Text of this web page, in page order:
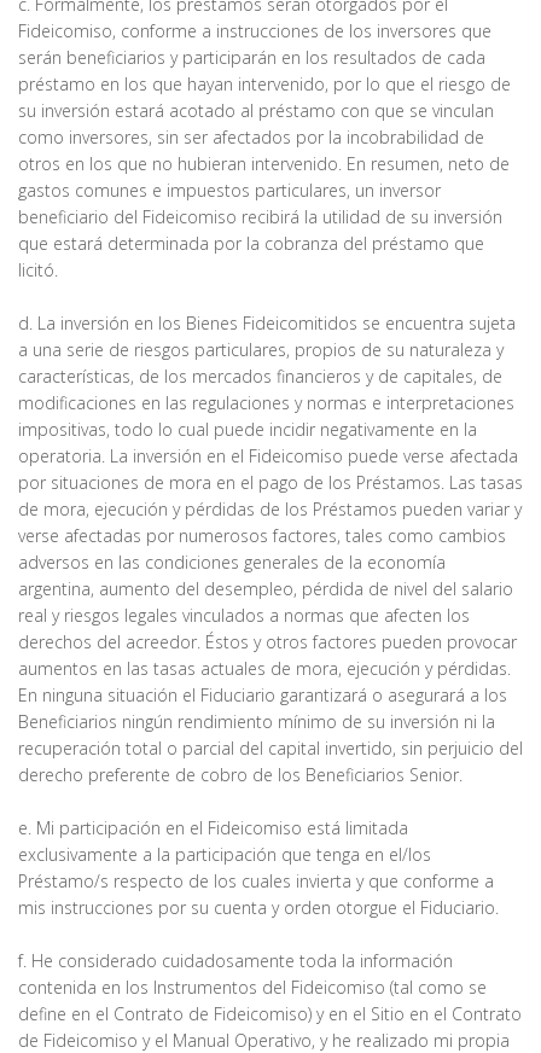
Fideicomiso, conforme a instrucciones de los inversores que
serán beneficiarios y participarán en los resultados de cada
préstamo en los que hayan intervenido, por lo que el riesgo de
su inversión estará acotado al préstamo con que se vinculan
como inversores, sin ser afectados por la incobrabilidad de
otros en los que no hubieran intervenido. En resumen, neto de
gastos comunes e impuestos particulares, un inversor
beneficiario del Fideicomiso recibirá la utilidad de su inversión
que estará determinada por la cobranza del préstamo que
licitó.
d. La inversión en los Bienes Fideicomitidos se encuentra sujeta
a una serie de riesgos particulares, propios de su naturaleza y
características, de los mercados financieros y de capitales, de
modificaciones en las regulaciones y normas e interpretaciones
impositivas, todo lo cual puede incidir negativamente en la
operatoria. La inversión en el Fideicomiso puede verse afectada
por situaciones de mora en el pago de los Préstamos. Las tasas
de mora, ejecución y pérdidas de los Préstamos pueden variar y
verse afectadas por numerosos factores, tales como cambios
adversos en las condiciones generales de la economía
argentina, aumento del desempleo, pérdida de nivel del salario
real y riesgos legales vinculados a normas que afecten los
derechos del acreedor. Éstos y otros factores pueden provocar
aumentos en las tasas actuales de mora, ejecución y pérdidas.
En ninguna situación el Fiduciario garantizará o asegurará a los
Beneficiarios ningún rendimiento mínimo de su inversión ni la
recuperación total o parcial del capital invertido, sin perjuicio del
derecho preferente de cobro de los Beneficiarios Senior.
e. Mi participación en el Fideicomiso está limitada
exclusivamente a la participación que tenga en el/los
Préstamo/s respecto de los cuales invierta y que conforme a
mis instrucciones por su cuenta y orden otorgue el Fiduciario.
f. He considerado cuidadosamente toda la información
contenida en los Instrumentos del Fideicomiso (tal como se
define en el Contrato de Fideicomiso) y en el Sitio en el Contrato
de Fideicomiso y el Manual Operativo, y he realizado mi propia